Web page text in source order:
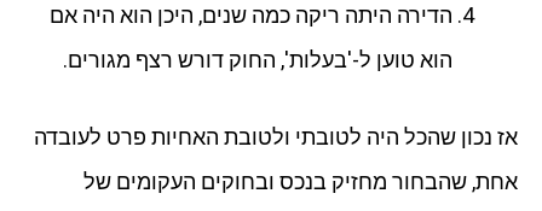
הדירה היתה ריקה כמה שנים, היכן הוא היה אם
הוא טוען ל-'בעלות', החוק דורש רצף מגורים.
אז נכון שהכל היה לטובתי ולטובת האחיות פרט לעובדה
אחת, שהבחור מחזיק בנכס ובחוקים העקומים של